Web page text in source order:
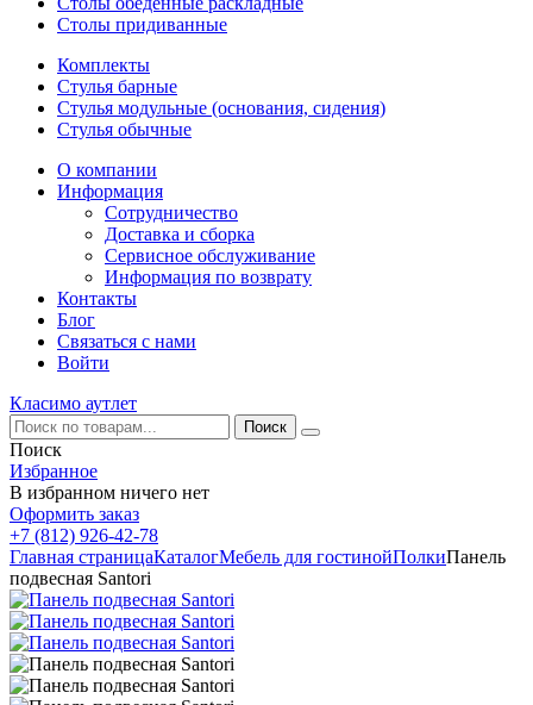
Столы придиванные
Комплекты
Стулья барные
Стулья модульные (основания, сидения)
Стулья обычные
О компании
Информация
Сотрудничество
Доставка и сборка
Сервисное обслуживание
Информация по возврату
Контакты
Блог
Связаться с нами
Войти
Класимо аутлет
Поиск
Избранное
В избранном ничего нет
Оформить заказ
+7 (812) 926-42-78
Главная страницаКаталогМебель для гостинойПолкиПанель
подвесная Santori